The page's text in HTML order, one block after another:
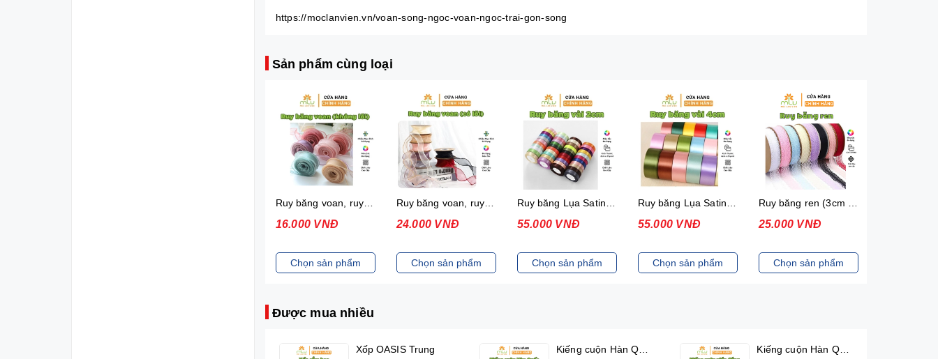
https://moclanvien.vn/voan-song-ngoc-voan-ngoc-trai-gon-song
Sản phẩm cùng loại
24.000 VNĐ
Chọn sản phẩm
55.000 VNĐ
Chọn sản phẩm
55.000 VNĐ
Chọn sản phẩm
25.000 VNĐ
Chọn sản phẩm
24.000 VNĐ
Chọn sản phẩm
Được mua nhiều
Xốp OASIS Trung
Kiếng cuộn Hàn Quốc viền đồng (50cm x 10m)